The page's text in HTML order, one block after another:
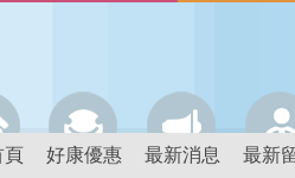
頁 好康優惠 最新消息 最新